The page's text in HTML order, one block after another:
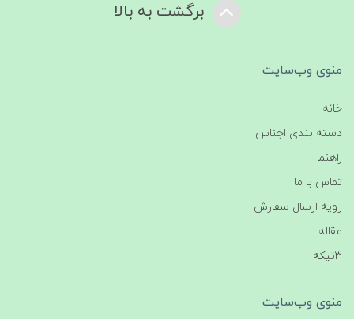
برگشت به بالا
منوی وب‌سایت
خانه
دسته بندی اجناس
راهنما
تماس با ما
رویه ارسال سفارش
مقاله
3تیکه
منوی وب‌سایت